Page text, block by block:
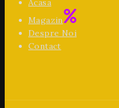
Acasa
Magazin
Despre Noi
Contact